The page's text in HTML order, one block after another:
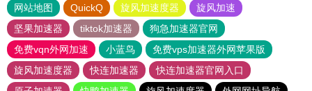
网站地图 QuickQ 旋风加速度器
旋风加速
坚果加速器
tiktok加速器
狗急加速器官网
免费vqn外网加速
小蓝鸟
免费vps加速器外网苹果版
旋风加速度器
快连加速器
快连加速器官网入口